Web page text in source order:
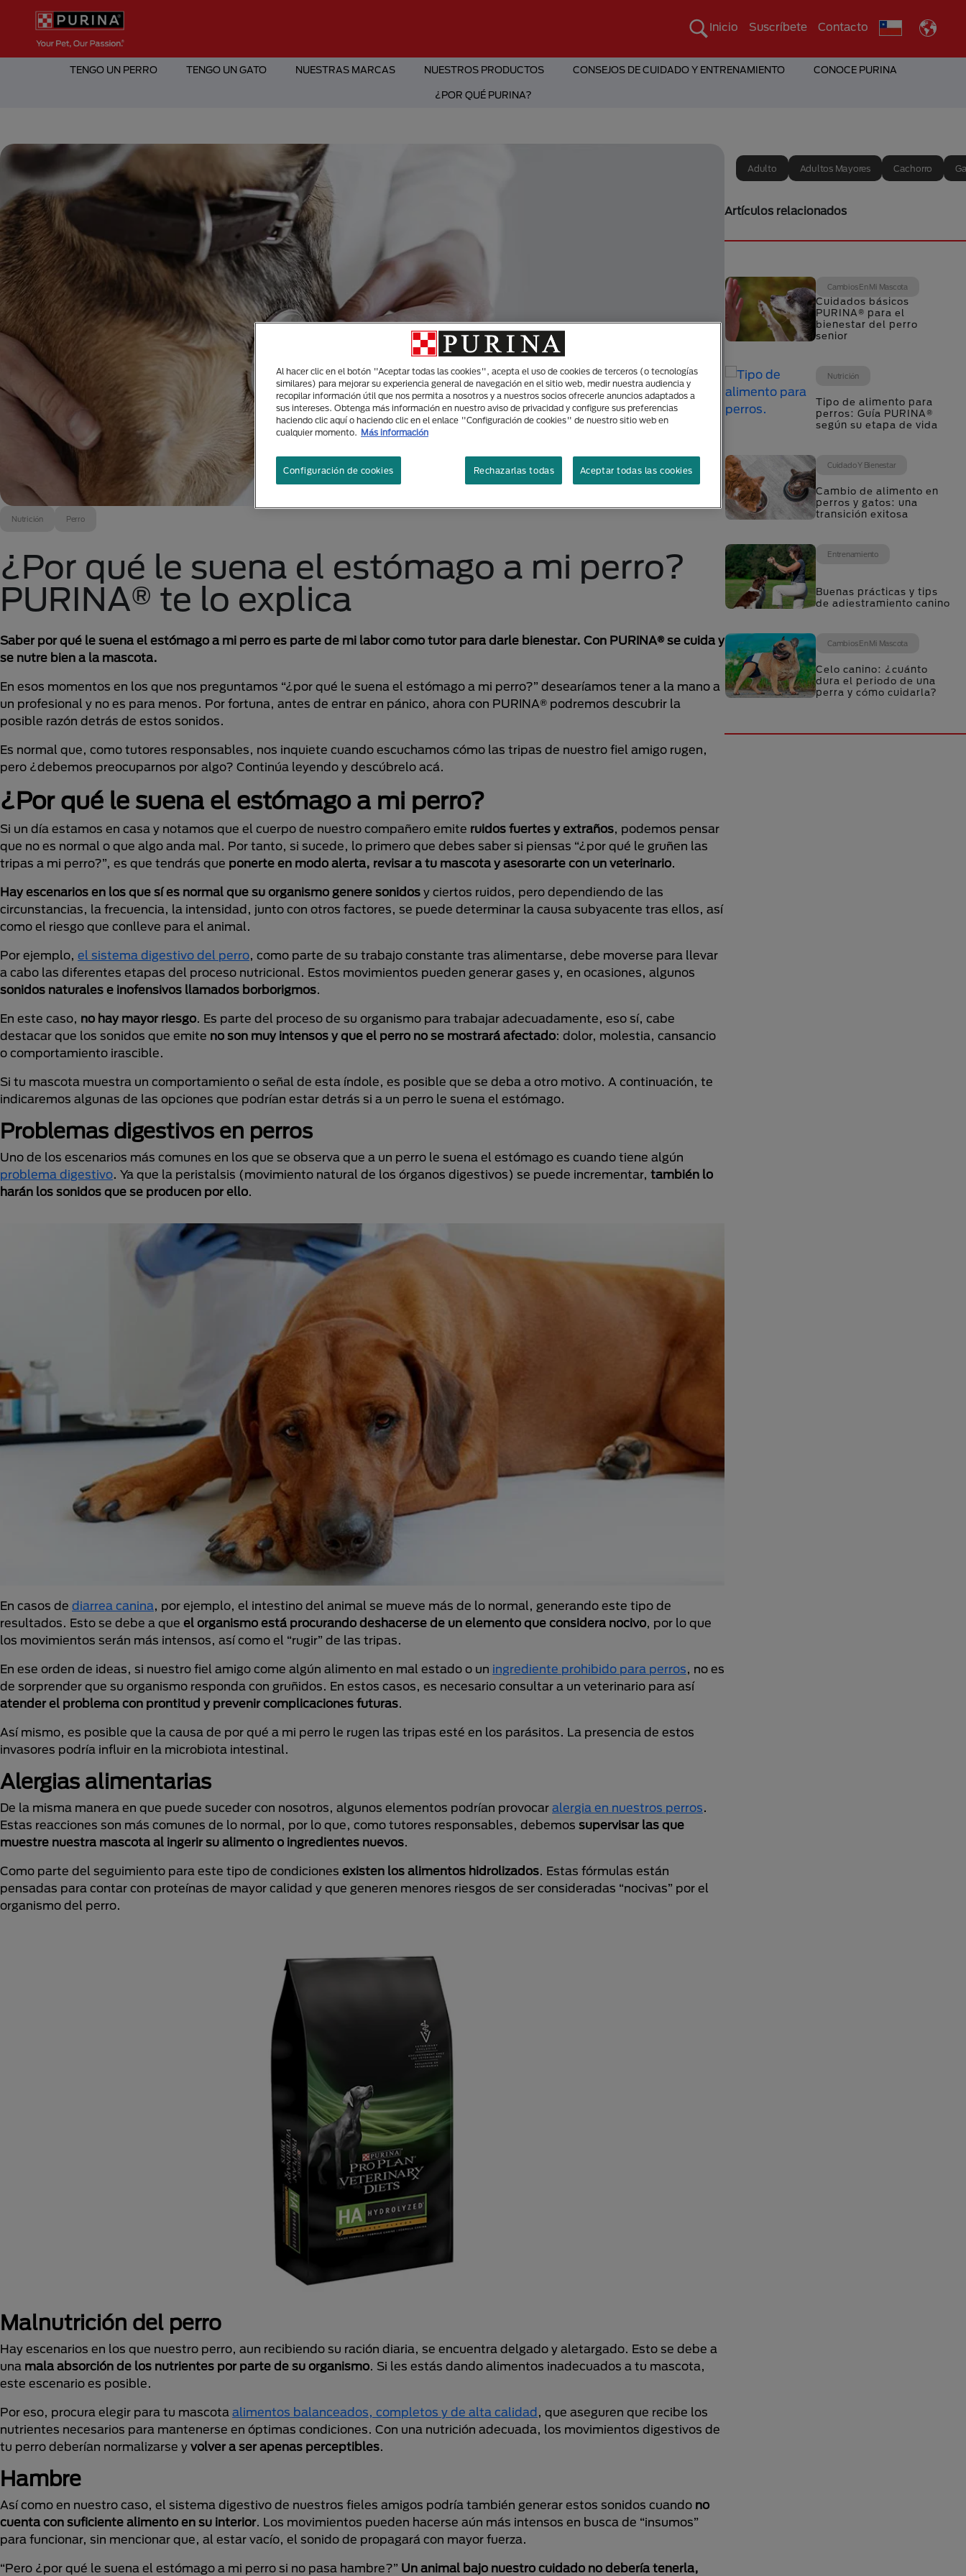
Pasar al contenido principal
Menú Secundario Purina
Inicio Suscríbete Contacto
Menú Principal Purina
TENGO UN PERRO TENGO UN GATO NUESTRAS MARCAS NUESTROS PRODUCTOS CONSEJOS DE CUIDADO Y ENTRENAMIENTO CONOCE PURINA
¿POR QUÉ PURINA?
Nutrición Perro
¿Por qué le suena el estómago a mi perro?
PURINA® te lo explica
Saber por qué le suena el estómago a mi perro es parte de mi labor como tutor para darle bienestar. Con PURINA® se cuida y
se nutre bien a la mascota.
En esos momentos en los que nos preguntamos “¿por qué le suena el estómago a mi perro?” desearíamos tener a la mano a
un profesional y no es para menos. Por fortuna, antes de entrar en pánico, ahora con PURINA® podremos descubrir la
posible razón detrás de estos sonidos.
Es normal que, como tutores responsables, nos inquiete cuando escuchamos cómo las tripas de nuestro fiel amigo rugen,
pero ¿debemos preocuparnos por algo? Continúa leyendo y descúbrelo acá.
¿Por qué le suena el estómago a mi perro?
Si un día estamos en casa y notamos que el cuerpo de nuestro compañero emite ruidos fuertes y extraños, podemos pensar
que no es normal o que algo anda mal. Por tanto, si sucede, lo primero que debes saber si piensas “¿por qué le gruñen las
tripas a mi perro?”, es que tendrás que ponerte en modo alerta, revisar a tu mascota y asesorarte con un veterinario.
Hay escenarios en los que sí es normal que su organismo genere sonidos y ciertos ruidos, pero dependiendo de las
circunstancias, la frecuencia, la intensidad, junto con otros factores, se puede determinar la causa subyacente tras ellos, así
como el riesgo que conlleve para el animal.
Por ejemplo, el sistema digestivo del perro, como parte de su trabajo constante tras alimentarse, debe moverse para llevar
a cabo las diferentes etapas del proceso nutricional. Estos movimientos pueden generar gases y, en ocasiones, algunos
sonidos naturales e inofensivos llamados borborigmos.
En este caso, no hay mayor riesgo. Es parte del proceso de su organismo para trabajar adecuadamente, eso sí, cabe
destacar que los sonidos que emite no son muy intensos y que el perro no se mostrará afectado: dolor, molestia, cansancio
o comportamiento irascible.
Si tu mascota muestra un comportamiento o señal de esta índole, es posible que se deba a otro motivo. A continuación, te
indicaremos algunas de las opciones que podrían estar detrás si a un perro le suena el estómago.
Problemas digestivos en perros
Uno de los escenarios más comunes en los que se observa que a un perro le suena el estómago es cuando tiene algún
problema digestivo. Ya que la peristalsis (movimiento natural de los órganos digestivos) se puede incrementar, también lo
harán los sonidos que se producen por ello.
En casos de diarrea canina, por ejemplo, el intestino del animal se mueve más de lo normal, generando este tipo de
resultados. Esto se debe a que el organismo está procurando deshacerse de un elemento que considera nocivo, por lo que
los movimientos serán más intensos, así como el “rugir” de las tripas.
En ese orden de ideas, si nuestro fiel amigo come algún alimento en mal estado o un ingrediente prohibido para perros, no es
de sorprender que su organismo responda con gruñidos. En estos casos, es necesario consultar a un veterinario para así
atender el problema con prontitud y prevenir complicaciones futuras.
Así mismo, es posible que la causa de por qué a mi perro le rugen las tripas esté en los parásitos. La presencia de estos
invasores podría influir en la microbiota intestinal.
Alergias alimentarias
De la misma manera en que puede suceder con nosotros, algunos elementos podrían provocar alergia en nuestros perros.
Estas reacciones son más comunes de lo normal, por lo que, como tutores responsables, debemos supervisar las que
muestre nuestra mascota al ingerir su alimento o ingredientes nuevos.
Como parte del seguimiento para este tipo de condiciones existen los alimentos hidrolizados. Estas fórmulas están
pensadas para contar con proteínas de mayor calidad y que generen menores riesgos de ser consideradas “nocivas” por el
organismo del perro.
Malnutrición del perro
Hay escenarios en los que nuestro perro, aun recibiendo su ración diaria, se encuentra delgado y aletargado. Esto se debe a
una mala absorción de los nutrientes por parte de su organismo. Si les estás dando alimentos inadecuados a tu mascota,
este escenario es posible.
Por eso, procura elegir para tu mascota alimentos balanceados, completos y de alta calidad, que aseguren que recibe los
nutrientes necesarios para mantenerse en óptimas condiciones. Con una nutrición adecuada, los movimientos digestivos de
tu perro deberían normalizarse y volver a ser apenas perceptibles.
Hambre
Así como en nuestro caso, el sistema digestivo de nuestros fieles amigos podría también generar estos sonidos cuando no
cuenta con suficiente alimento en su interior. Los movimientos pueden hacerse aún más intensos en busca de “insumos”
para funcionar, sin mencionar que, al estar vacío, el sonido de propagará con mayor fuerza.
“Pero ¿por qué le suena el estómago a mi perro si no pasa hambre?” Un animal bajo nuestro cuidado no debería tenerla,
Adulto Adultos Mayores Cachorro
Artículos relacionados
Cambios En Mi Mascota
Cuidados básicos
PURINA® para el
bienestar del perro
senior
Nutrición
Tipo de alimento para
perros: Guía PURINA®
según su etapa de vida
Cuidado Y Bienestar
Cambio de alimento en
perros y gatos: una
transición exitosa
Entrenamiento
Buenas prácticas y tips
de adiestramiento canino
Cambios En Mi Mascota
Celo canino: ¿cuánto
dura el periodo de una
perra y cómo cuidarla?
Al hacer clic en el botón "Aceptar todas las cookies", acepta el uso de cookies de terceros (o tecnologías
similares) para mejorar su experiencia general de navegación en el sitio web, medir nuestra audiencia y
recopilar información útil que nos permita a nosotros y a nuestros socios ofrecerle anuncios adaptados a
sus intereses. Obtenga más información en nuestro aviso de privacidad y configure sus preferencias
haciendo clic aquí o haciendo clic en el enlace "Configuración de cookies" de nuestro sitio web en
cualquier momento. Más información
Rechazarlas todas Aceptar todas las cookies
Configuración de cookies